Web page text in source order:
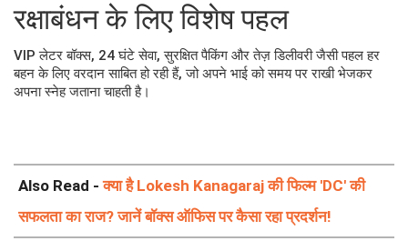
रक्षाबंधन के लिए विशेष पहल
VIP लेटर बॉक्स, 24 घंटे सेवा, सुरक्षित पैकिंग और तेज़ डिलीवरी जैसी पहल हर
बहन के लिए वरदान साबित हो रही हैं, जो अपने भाई को समय पर राखी भेजकर
अपना स्नेह जताना चाहती है।
Also Read -क्या है Lokesh Kanagaraj की फिल्म 'DC' की
सफलता का राज? जानें बॉक्स ऑफिस पर कैसा रहा प्रदर्शन!